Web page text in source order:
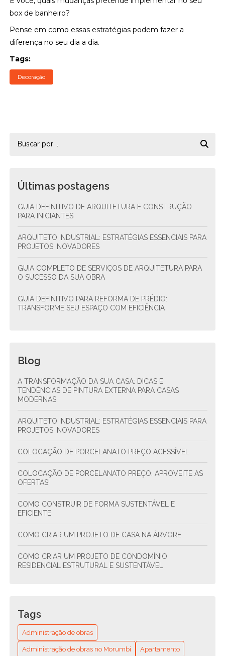
box de banheiro?
Pense em como essas estratégias podem fazer a
diferença no seu dia a dia.
Tags:
Decoração
Últimas postagens
GUIA DEFINITIVO DE ARQUITETURA E CONSTRUÇÃO
PARA INICIANTES
ARQUITETO INDUSTRIAL: ESTRATÉGIAS ESSENCIAIS PARA
PROJETOS INOVADORES
GUIA COMPLETO DE SERVIÇOS DE ARQUITETURA PARA
O SUCESSO DA SUA OBRA
GUIA DEFINITIVO PARA REFORMA DE PRÉDIO:
TRANSFORME SEU ESPAÇO COM EFICIÊNCIA
Blog
A TRANSFORMAÇÃO DA SUA CASA: DICAS E
TENDÊNCIAS DE PINTURA EXTERNA PARA CASAS
MODERNAS
ARQUITETO INDUSTRIAL: ESTRATÉGIAS ESSENCIAIS PARA
PROJETOS INOVADORES
COLOCAÇÃO DE PORCELANATO PREÇO ACESSÍVEL
COLOCAÇÃO DE PORCELANATO PREÇO: APROVEITE AS
OFERTAS!
COMO CONSTRUIR DE FORMA SUSTENTÁVEL E
EFICIENTE
COMO CRIAR UM PROJETO DE CASA NA ÁRVORE
COMO CRIAR UM PROJETO DE CONDOMÍNIO
RESIDENCIAL ESTRUTURAL E SUSTENTÁVEL
COMO ENCONTRAR O ENCANADOR MAIS PRÓXIMO DE
VOCÊ? GUIA COMPLETO PARA RESOLVER SEUS
PROBLEMAS HIDRÁULICOS RÁPIDO E FÁCIL
Tags
Administração de obras
Administração de obras no Morumbi Apartamento